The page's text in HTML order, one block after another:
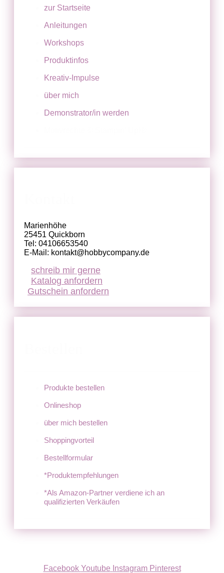
zur Startseite
Anleitungen
Workshops
Produktinfos
Kreativ-Impulse
über mich
Demonstrator/in werden
Marienhöhe
25451 Quickborn
Tel: 04106653540
E-Mail: kontakt@hobbycompany.de
schreib mir gerne
Katalog anfordern
Gutschein anfordern
Produkte bestellen
Onlineshop
über mich bestellen
Shoppingvorteil
Bestellformular
*Produktempfehlungen
*Als Amazon-Partner verdiene ich an
qualifizierten Verkäufen
Facebook Youtube Instagram Pinterest